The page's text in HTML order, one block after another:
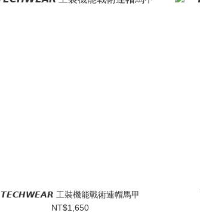
𝙏𝙀𝘾𝙃𝙒𝙀𝘼𝙍 工裝機能戰術連帽馬甲
NT$1,650